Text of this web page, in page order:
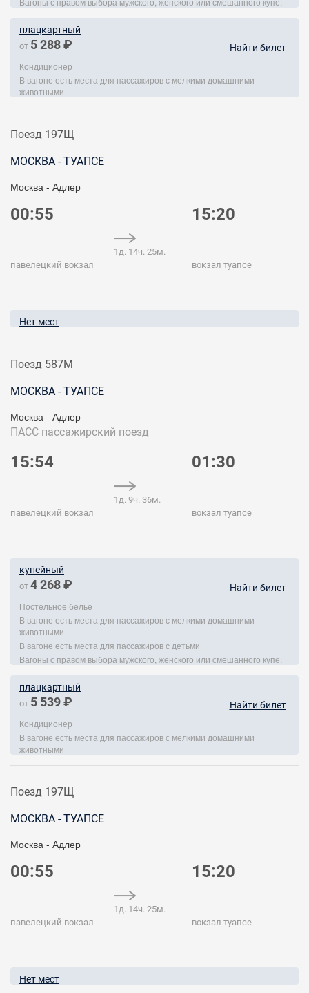
плацкартный
от 5 288 ₽ Найти билет
Кондиционер
В вагоне есть места для пассажиров с мелкими домашними
животными
Поезд 197Щ
МОСКВА - ТУАПСЕ
Москва - Адлер
00:55
павелецкий вокзал
1д. 14ч. 25м.
15:20
вокзал туапсе
Нет мест
Поезд 587М
МОСКВА - ТУАПСЕ
Москва - Адлер
ПАСС пассажирский поезд
15:54
павелецкий вокзал
1д. 9ч. 36м.
01:30
вокзал туапсе
купейный
от 4 268 ₽ Найти билет
Постельное белье
В вагоне есть места для пассажиров с мелкими домашними
животными
В вагоне есть места для пассажиров с детьми
Вагоны с правом выбора мужского, женского или смешанного купе.
плацкартный
от 5 539 ₽ Найти билет
Кондиционер
В вагоне есть места для пассажиров с мелкими домашними
животными
Поезд 197Щ
МОСКВА - ТУАПСЕ
Москва - Адлер
00:55
павелецкий вокзал
1д. 14ч. 25м.
15:20
вокзал туапсе
Нет мест